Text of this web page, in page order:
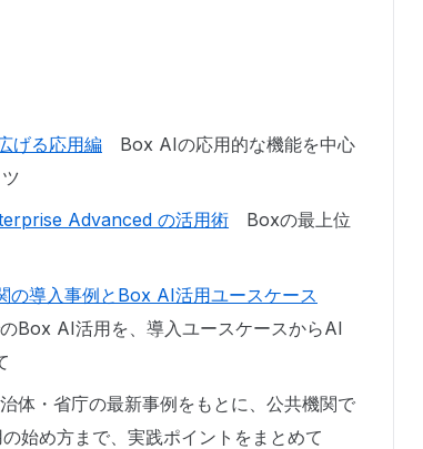
げる応用編 Box AIの応用的な機能を中心
Advanced の活用術
Boxの最上位
導入事例とBox AI活用ユースケース
Box AI活用を、導入ユースケースからAI
体・省庁の最新事例をもとに、公共機関で
始め方まで、実践ポイントをまとめて